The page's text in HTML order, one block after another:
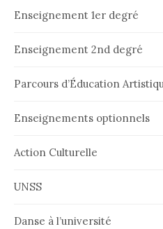
n
s
a
t
i
Enseignement 1er degré
Enseignement 2nd degré
Parcours d’Éducation
Enseignements optionnels
Action Culturelle
UNSS
Danse à l’université